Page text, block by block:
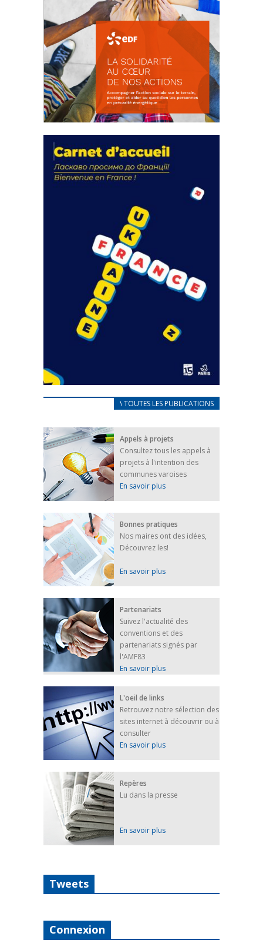
actions
18 septembre 2023
FEUILLETER
CARNET D’ACCUEIL
25 avril 2022
Afin d’accompagner au mieux les réfugiés
ukrainiens arrivés en France,...
FEUILLETER
\ TOUTES LES PUBLICATIONS
Appels à projets
Consultez tous les appels à
projets à l'intention des
communes varoises
En savoir plus
Bonnes pratiques
Nos maires ont des idées,
Découvrez les!
En savoir plus
Partenariats
Suivez l'actualité des
conventions et des
partenariats signés par
l'AMF83
En savoir plus
L'oeil de links
Retrouvez notre sélection des
sites internet à découvrir ou à
consulter
En savoir plus
Repères
Lu dans la presse
En savoir plus
Tweets
Connexion